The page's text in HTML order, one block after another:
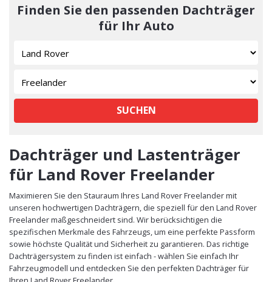
Finden Sie den passenden Dachträger
für Ihr Auto
SUCHEN
Dachträger und Lastenträger
für Land Rover Freelander
Maximieren Sie den Stauraum Ihres Land Rover Freelander mit
unseren hochwertigen Dachträgern, die speziell für den Land Rover
Freelander maßgeschneidert sind. Wir berücksichtigen die
spezifischen Merkmale des Fahrzeugs, um eine perfekte Passform
sowie höchste Qualität und Sicherheit zu garantieren. Das richtige
Dachträgersystem zu finden ist einfach - wählen Sie einfach Ihr
Fahrzeugmodell und entdecken Sie den perfekten Dachträger für